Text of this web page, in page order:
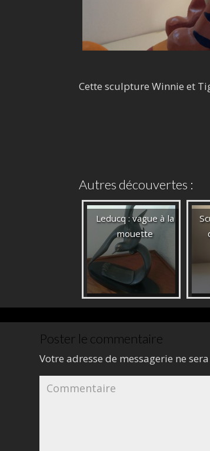
Cette sculpture Winnie et
Autres découvertes :
Leducq : vague à la
mouette
Poster le commentaire
Votre adresse de messagerie ne